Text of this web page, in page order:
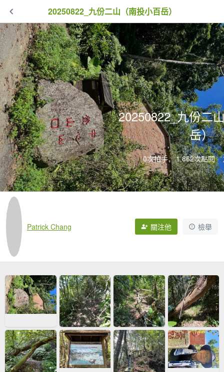
20250822_九份二山（南投小百岳）
20250822_九份二
岳）
0次拍手 1,862次點閱
Patrick Chang 關注他 檢舉